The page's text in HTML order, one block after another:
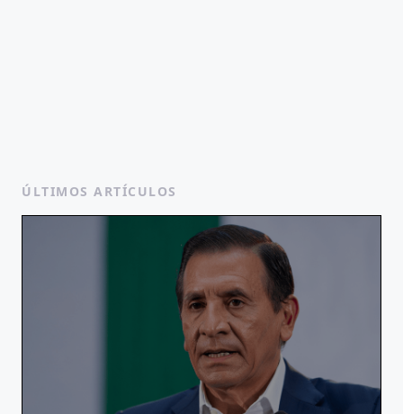
ÚLTIMOS ARTÍCULOS